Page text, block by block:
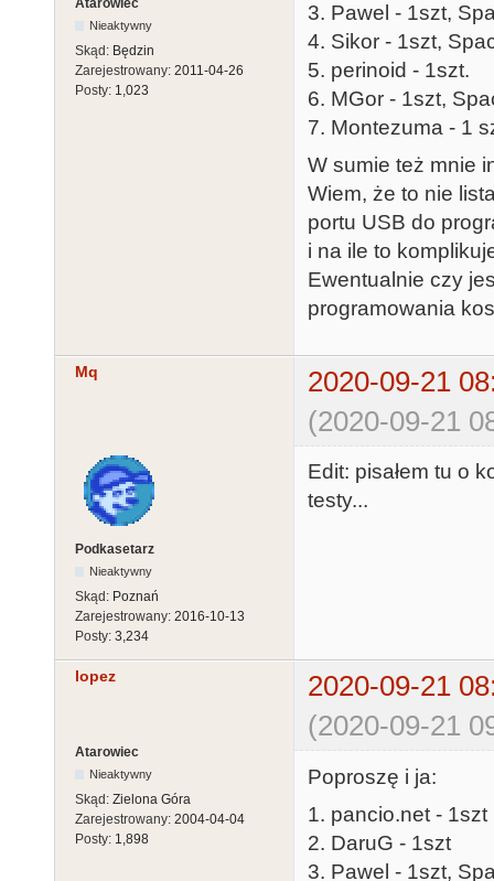
Atarowiec
Nieaktywny
Skąd: Będzin
Zarejestrowany: 2011-04-26
Posty: 1,023
3. Pawel - 1szt,
4. Sikor - 1szt,
5. perinoid - 1szt.
6. MGor - 1szt,
7. Montezuma - 1
W sumie też mnie
Wiem, że to nie
portu USB do
i na ile to
Ewentualnie czy
programowania
Mq
2020-09-21
(2020-09-21
Podkasetarz
Nieaktywny
Skąd: Poznań
Zarejestrowany: 2016-10-13
Posty: 3,234
Edit: pisałem tu o
testy...
lopez
2020-09-21
(2020-09-21
Atarowiec
Nieaktywny
Skąd: Zielona Góra
Zarejestrowany: 2004-04-04
Posty: 1,898
Poproszę i ja:
1. pancio.net - 1szt
2. DaruG - 1szt
3. Pawel - 1szt,